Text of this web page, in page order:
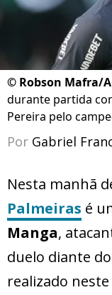
© Robson Mafra/
durante partida
Pereira pelo
Por Gabriel
Nesta manhã
Palmeiras é
Manga,
duelo diante
realizado